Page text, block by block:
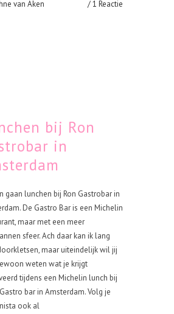
van Aken
1 Reactie
bij Ron
in
gaan lunchen bij Ron Gastrobar in
De Gastro Bar is een Michelin
maar met een meer
sfeer. Ach daar kan ik lang
maar uiteindelijk wil jij
weten wat je krijgt
tijdens een Michelin lunch bij
bar in Amsterdam. Volg je
ook al